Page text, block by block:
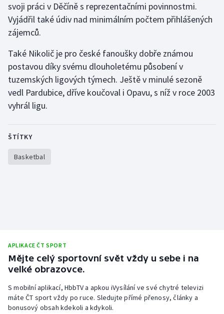
Krasobruslení
Lyže a snowboard
Moderní pětiboj
Motorsport
Olympijské hry
Parasport
Rychlobruslení
Short track
svoji práci v Děčíně s reprezentačními povinnostmi.
Vyjádřil také údiv nad minimálním počtem přihlášených
zájemců.
Také Nikolič je pro české fanoušky dobře známou
postavou díky svému dlouholetému působení v
tuzemských ligových týmech. Ještě v minulé sezoně
vedl Pardubice, dříve koučoval i Opavu, s níž v roce 2003
vyhrál ligu.
ŠTÍTKY
Basketbal
APLIKACE ČT SPORT
Mějte celý sportovní svět vždy u sebe i na
velké obrazovce.
S mobilní aplikací, HbbTV a apkou iVysílání ve své chytré televizi
máte ČT sport vždy po ruce. Sledujte přímé přenosy, články a
bonusový obsah kdekoli a kdykoli.